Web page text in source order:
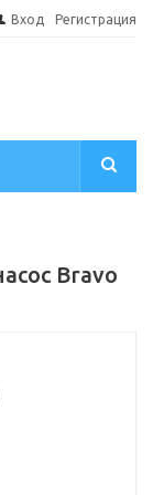
Вход Регистрация
Bravo